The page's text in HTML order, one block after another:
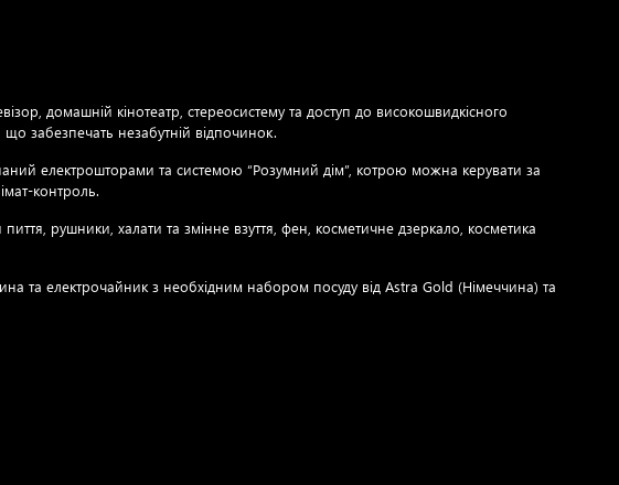
домашній кінотеатр, стереосистему та доступ до високошвидкісного
забезпечать незабутній відпочинок.
електрошторами та системою “Розумний дім”, котрою можна керувати за
контроль.
рушники, халати та змінне взуття, фен, косметичне дзеркало, косметика
електрочайник з необхідним набором посуду від Astra Gold (Німеччина) та